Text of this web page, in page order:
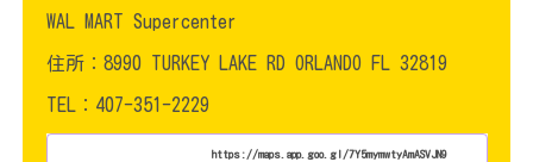
WAL MART Supercenter
住所：8990 TURKEY LAKE RD ORLANDO FL 32819
TEL：407-351-2229
https://maps.app.goo.gl/7Y5mymwtyAmASVJN9